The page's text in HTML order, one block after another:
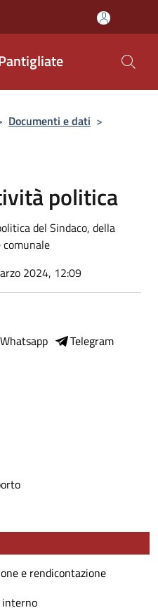
Documenti e dati >
politica
del Sindaco, della
2024, 12:09
Whatsapp
Telegram
e rendicontazione
interno